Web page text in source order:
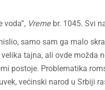
voda”, Vremebr. 1045. Svi
samo sam ga malo
tajna, ali ovde možda
postoje. Problematika
većinski narod u Srbiji